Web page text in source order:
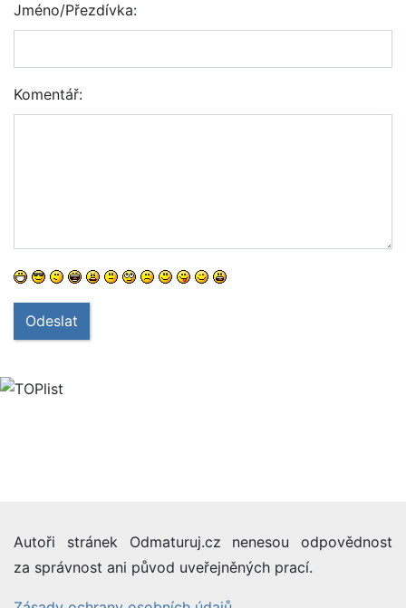
Jméno/Přezdívka:
Komentář:
Odeslat
Autoři stránek Odmaturuj.cz nenesou odpovědnost
za správnost ani původ uveřejněných prací.